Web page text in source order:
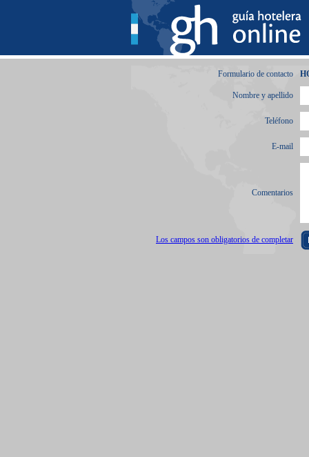
Formulario de contacto
Nombre y apellido
Teléfono
E-mail
Comentarios
Los campos son obligatorios de completar